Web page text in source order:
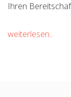
Ihren
weiterlesen...